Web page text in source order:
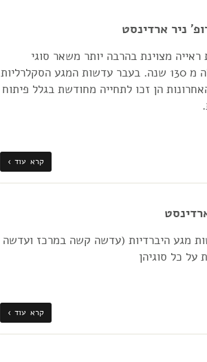
ניר ארדינסט
מצוינת בהרבה יותר משאר סוגי
עדשות המגע המודרניות למרות שהן בשימוש למעלה מ 130 שנה. בעבר עדשות המגע הסקלרליות
הן זכו לתחייה מחודשת בגלל פיתוח
קרא עוד ›
מגע היברדיות (עדשה קשה במרכז ועדשה
כל סוגיהן
קרא עוד ›